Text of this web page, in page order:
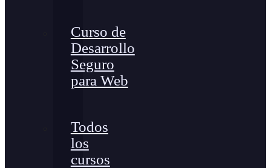
Curso de
Desarrollo
Seguro
para Web
Todos
los
cursos